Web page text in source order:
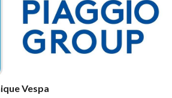
Vespa